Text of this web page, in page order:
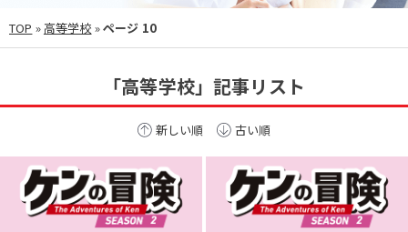
TOP » 高等学校 »ページ 10
「高等学校」記事リスト
新しい順 古い順